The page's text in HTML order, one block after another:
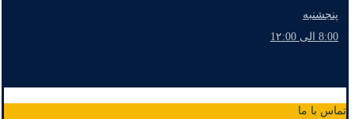
پنجشنبه
8:00 الی 1۲:00
تماس با ما